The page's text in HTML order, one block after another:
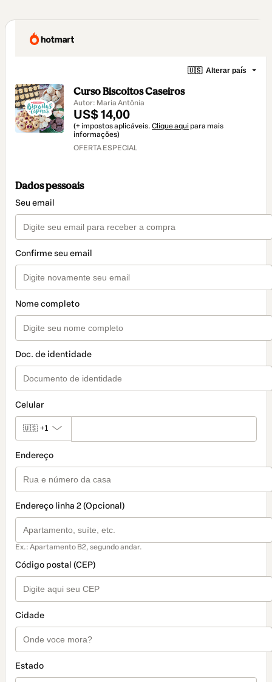
🇺🇸 Alterar país
Curso Biscoitos Caseiros
Autor: Maria Antônia
US$ 14,00
(+ impostos aplicáveis. Clique aqui para mais
informações)
OFERTA ESPECIAL
Dados pessoais
Seu email
Confirme seu email
Nome completo
Doc. de identidade
Celular
🇺🇸 +1
Endereço
Endereço linha 2 (Opcional)
Ex.: Apartamento B2, segundo andar.
Código postal (CEP)
Cidade
Estado